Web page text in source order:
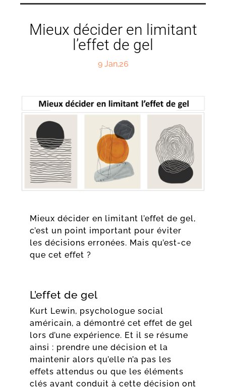
Mieux décider en limitant
l’effet de gel
9 Jan,26
Mieux décider en limitant l’effet de gel,
c’est un point important pour éviter
les décisions erronées. Mais qu’est-ce
que cet effet ?
L’effet de gel
Kurt Lewin, psychologue social
américain, a démontré cet effet de gel
lors d’une expérience. Et il se résume
ainsi : prendre une décision et la
maintenir alors qu’elle n’a pas les
effets attendus ou que les éléments
clés ayant conduit à cette décision ont